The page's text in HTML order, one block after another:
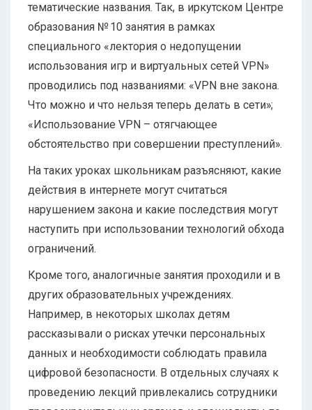
тематические названия. Так, в иркутском Центре
образования № 10 занятия в рамках
специального «лектория о недопущении
использования игр и виртуальных сетей VPN»
проводились под названиями: «VPN вне закона.
Что можно и что нельзя теперь делать в сети»;
«Использование VPN – отягчающее
обстоятельство при совершении преступлений».
На таких уроках школьникам разъясняют, какие
действия в интернете могут считаться
нарушением закона и какие последствия могут
наступить при использовании технологий обхода
ограничений.
Кроме того, аналогичные занятия проходили и в
других образовательных учреждениях.
Например, в некоторых школах детям
рассказывали о рисках утечки персональных
данных и необходимости соблюдать правила
цифровой безопасности. В отдельных случаях к
проведению лекций привлекались сотрудники